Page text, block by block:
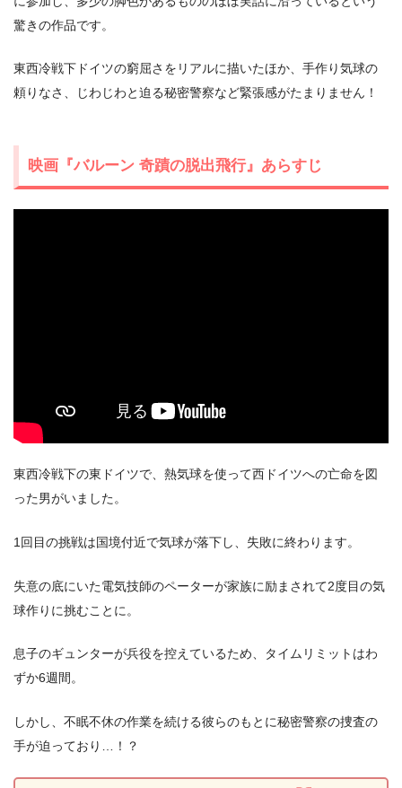
驚きの作品です。
東西冷戦下ドイツの窮屈さをリアルに描いたほか、手作り気球の
頼りなさ、じわじわと迫る秘密警察など緊張感がたまりません！
映画『バルーン 奇蹟の脱出飛行』あらすじ
東西冷戦下の東ドイツで、熱気球を使って西ドイツへの亡命を図
った男がいました。
1回目の挑戦は国境付近で気球が落下し、失敗に終わります。
失意の底にいた電気技師のペーターが家族に励まされて2度目の気
球作りに挑むことに。
息子のギュンターが兵役を控えているため、タイムリミットはわ
ずか6週間。
しかし、不眠不休の作業を続ける彼らのもとに秘密警察の捜査の
手が迫っており…！？